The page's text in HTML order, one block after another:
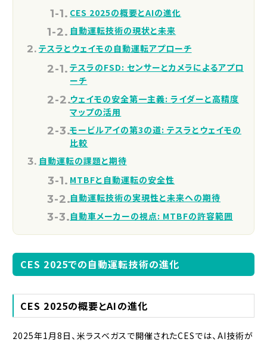
CES 2025の概要とAIの進化
自動運転技術の現状と未来
テスラとウェイモの自動運転アプローチ
テスラのFSD: センサーとカメラによるアプロ
ーチ
ウェイモの安全第一主義: ライダーと高精度
マップの活用
モービルアイの第3の道: テスラとウェイモの
比較
自動運転の課題と期待
MTBFと自動運転の安全性
自動運転技術の実現性と未来への期待
自動車メーカーの視点: MTBFの許容範囲
CES 2025での自動運転技術の進化
CES 2025の概要とAIの進化
2025年1月8日、米ラスベガスで開催されたCESでは、AI技術が